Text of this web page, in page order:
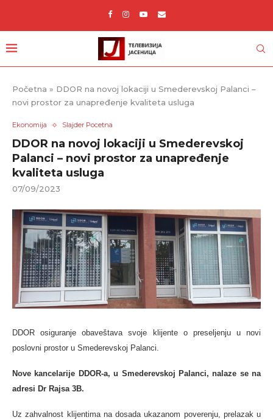
Početna » DDOR na novoj lokaciji u Smederevskoj Palanci –
novi prostor za unapređenje kvaliteta usluga
Ekonomija Slajder Pocetna
DDOR na novoj lokaciji u Smederevskoj
Palanci – novi prostor za unapređenje
kvaliteta usluga
07/09/2023
DDOR osiguranje obaveštava svoje klijente o preseljenju u novi
poslovni prostor u Smederevskoj Palanci.
Nove kancelarije DDOR-a, u Smederevskoj Palanci, nalaze se na
adresi Dr Rajsa 3B.
Uz zahvalnost klijentima na dosada ukazanom poverenju, prelazak u